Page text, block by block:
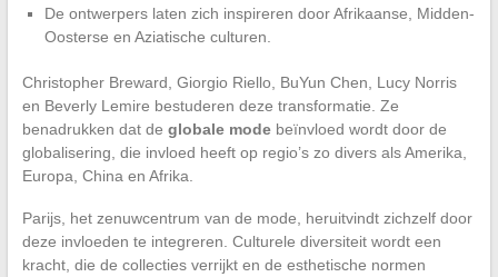
De ontwerpers laten zich inspireren door Afrikaanse, Midden-
Oosterse en Aziatische culturen.
Christopher Breward, Giorgio Riello, BuYun Chen, Lucy Norris
en Beverly Lemire bestuderen deze transformatie. Ze
benadrukken dat de globale modebeïnvloed wordt door de
globalisering, die invloed heeft op regio’s zo divers als Amerika,
Europa, China en Afrika.
Parijs, het zenuwcentrum van de mode, heruitvindt zichzelf door
deze invloeden te integreren. Culturele diversiteit wordt een
kracht, die de collecties verrijkt en de esthetische normen